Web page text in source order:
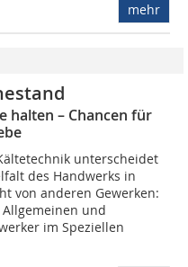
mehr
halten – Chancen für
unterscheidet
des Handwerks in
von anderen Gewerken:
und
im Speziellen